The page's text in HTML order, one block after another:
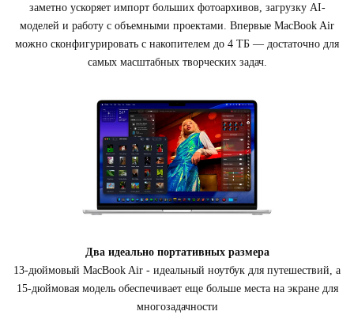
заметно ускоряет импорт больших фотоархивов, загрузку AI-
моделей и работу с объемными проектами. Впервые MacBook Air
можно сконфигурировать с накопителем до 4 ТБ — достаточно для
самых масштабных творческих задач.
Два идеально портативных размера
13-дюймовый MacBook Air - идеальный ноутбук для путешествий, а
15-дюймовая модель обеспечивает еще больше места на экране для
многозадачности